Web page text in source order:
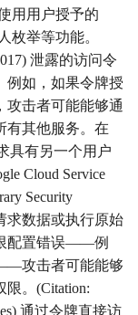
用用户授予的
枚举等功能。
泄露的访问令
例如，如果令牌授
攻击者可能能够通
有其他服务。在
具有另一个用户
Cloud Service
Security
求数据或执行原始
配置错误——例
攻击者可能能够
。(Citation:
通过令牌直接访